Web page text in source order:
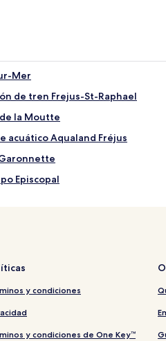
Mer
de tren Frejus-St-Raphael
la Moutte
acuático Aqualand Fréjus
Episcopal
de tren Saint-Raphaël-
Tropez
de Saint-Tropez
y condiciones
y condiciones de One Key™